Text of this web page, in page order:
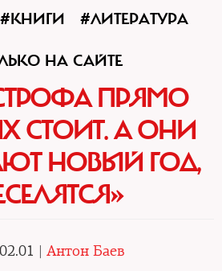
#КНИГИ #ЛИТЕРАТУРА
НА САЙТЕ
ПРЯМО
СТОИТ. А ОНИ
НОВЫЙ ГОД,
| Антон Баев